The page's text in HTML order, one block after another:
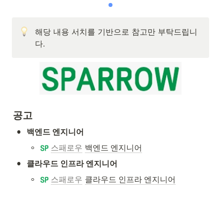
해당 내용 서치를 기반으로 참고만 부탁드립니
다.
공고
• 백엔드 엔지니어
◦ 스패로우 백엔드 엔지니어
• 클라우드 인프라 엔지니어
◦ 스패로우 클라우드 인프라 엔지니어